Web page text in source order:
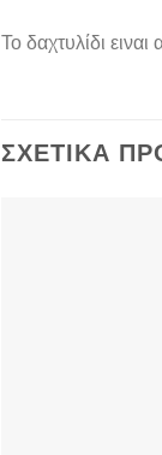
Το δαχτυλίδι
ΣΧΕΤΙΚΆ